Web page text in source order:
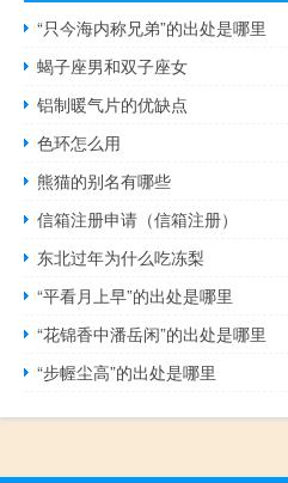
“只今海内称兄弟”的出处是哪里
蝎子座男和双子座女
铝制暖气片的优缺点
色环怎么用
熊猫的别名有哪些
信箱注册申请（信箱注册）
东北过年为什么吃冻梨
“平看月上早”的出处是哪里
“花锦香中潘岳闲”的出处是哪里
“步幄尘高”的出处是哪里